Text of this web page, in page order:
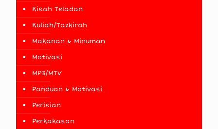
Kisah Teladan
Kuliah/Tazkirah
Makanan & Minuman
Motivasi
MP3/MTV
Panduan & Motivasi
Perisian
Perkakasan